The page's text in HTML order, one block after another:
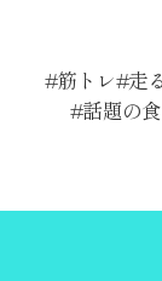
筋トレ 走
話題の